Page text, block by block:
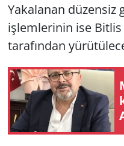
Yakalanan düzensiz
işlemlerinin ise
tarafından